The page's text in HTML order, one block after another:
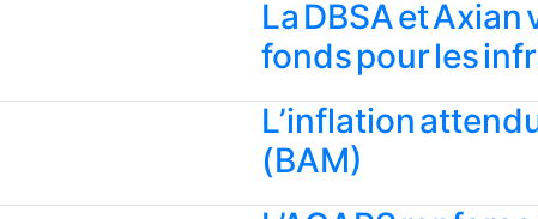
La DBSA et
fonds pour les
L’inflation
(BAM)